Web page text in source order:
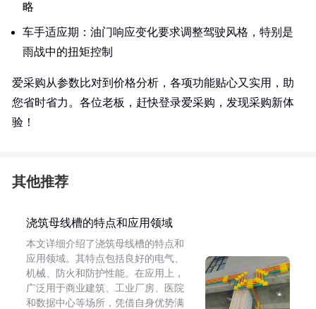
略
车手适应期：油门响应变化要求调整驾驶风格，特别是
雨战中的扭矩控制
爱采购从参数比对到价格分析，各项功能贴心又实用，助
您省时省力。各位老板，赶快登录爱采购，发现采购新体
验！
其他推荐
浇筑母线槽的特点和应用领域
本文详细介绍了浇筑母线槽的特点和
应用领域。其特点包括良好的电气、
机械、防火和防护性能。在应用上，
广泛用于商业建筑、工业厂房、医院
和数据中心等场所，凭借自身优势满